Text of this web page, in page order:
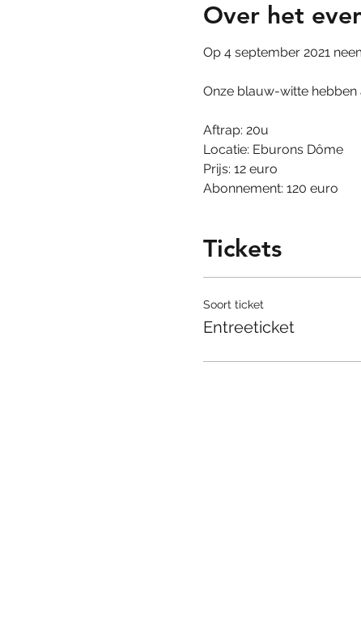
Over het
Op 4 september 2021
Onze blauw-witte hebben
Aftrap: 20u
Locatie: Eburons Dôme
Prijs: 12 euro
Abonnement: 120 euro
Tickets
Soort ticket
Entreeticket